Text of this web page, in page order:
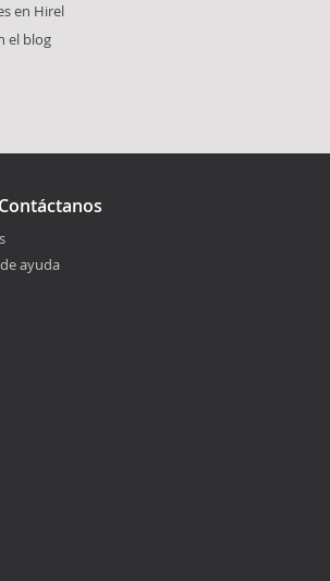
en Hirel
el blog
ayuda